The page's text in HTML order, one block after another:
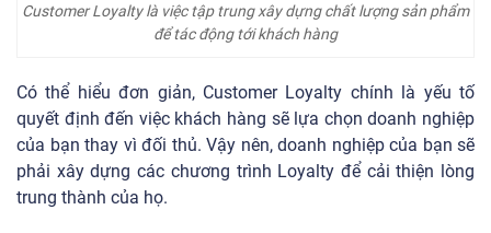
Customer Loyalty là việc tập trung xây dựng chất lượng sản phẩm
để tác động tới khách hàng
Có thể hiểu đơn giản, Customer Loyalty chính là yếu tố
quyết định đến việc khách hàng sẽ lựa chọn doanh nghiệp
của bạn thay vì đối thủ. Vậy nên, doanh nghiệp của bạn sẽ
phải xây dựng các chương trình Loyalty để cải thiện lòng
trung thành của họ.